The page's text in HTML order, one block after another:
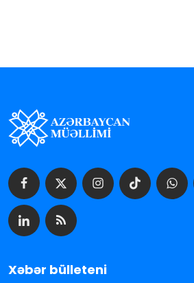
Xəbər bülleteni